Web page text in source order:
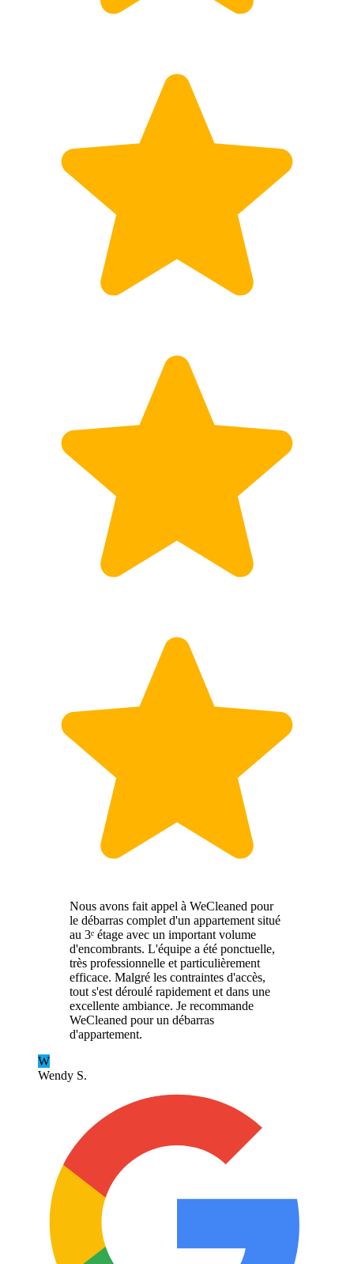
Nous avons fait appel à WeCleaned pour
le débarras complet d'un appartement situé
au 3ᵉ étage avec un important volume
d'encombrants. L'équipe a été ponctuelle,
très professionnelle et particulièrement
efficace. Malgré les contraintes d'accès,
tout s'est déroulé rapidement et dans une
excellente ambiance. Je recommande
WeCleaned pour un débarras
d'appartement.
W
Wendy S.